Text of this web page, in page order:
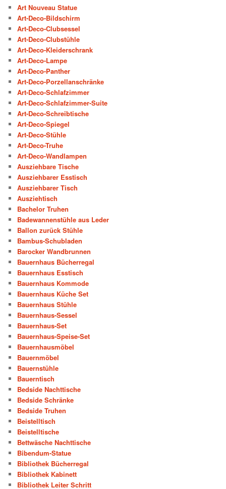
Art Nouveau Statue
Art-Deco-Bildschirm
Art-Deco-Clubsessel
Art-Deco-Clubstühle
Art-Deco-Kleiderschrank
Art-Deco-Lampe
Art-Deco-Panther
Art-Deco-Porzellanschränke
Art-Deco-Schlafzimmer
Art-Deco-Schlafzimmer-Suite
Art-Deco-Schreibtische
Art-Deco-Spiegel
Art-Deco-Stühle
Art-Deco-Truhe
Art-Deco-Wandlampen
Ausziehbare Tische
Ausziehbarer Esstisch
Ausziehbarer Tisch
Ausziehtisch
Bachelor Truhen
Badewannenstühle aus Leder
Ballon zurück Stühle
Bambus-Schubladen
Barocker Wandbrunnen
Bauernhaus Bücherregal
Bauernhaus Esstisch
Bauernhaus Kommode
Bauernhaus Küche Set
Bauernhaus Stühle
Bauernhaus-Sessel
Bauernhaus-Set
Bauernhaus-Speise-Set
Bauernhausmöbel
Bauernmöbel
Bauernstühle
Bauerntisch
Bedside Nachttische
Bedside Schränke
Bedside Truhen
Beistelltisch
Beistelltische
Bettwäsche Nachttische
Bibendum-Statue
Bibliothek Bücherregal
Bibliothek Kabinett
Bibliothek Leiter Schritt